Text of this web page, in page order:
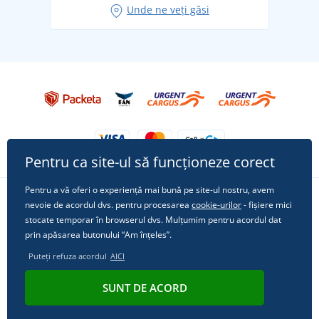
Tricoul preferat City în rol principal: ținute pentru
Unde ne veți găsi
Urmărește-ne pe rețelele sociale
© 2011 - 2026, Dual Trade s.r.o. | Din punct de vedere tehnic oferă
Pentru ca site-ul să funcționeze corect
Pentru a vă oferi o experiență mai bună pe site-ul nostru, avem
nevoie de acordul dvs. pentru procesarea cookie-urilor- fișiere mici
stocate temporar în browserul dvs. Mulțumim pentru acordul dat
prin apăsarea butonului “Am înțeles”.
Puteți refuza acordul AICI
SUNT DE ACORD